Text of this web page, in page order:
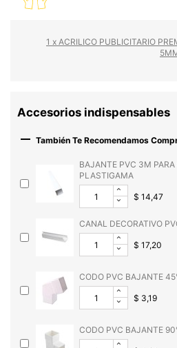
1 x ACRILICO PUBLICITARIO
Accesorios indispensables
 También Te Recomendamos
BAJANTE PVC 3M
PLASTIGAMA
$ 14,47
CANAL DECORATIVO
$ 17,20
CODO PVC BAJANTE
$ 3,19
CODO PVC BAJANTE